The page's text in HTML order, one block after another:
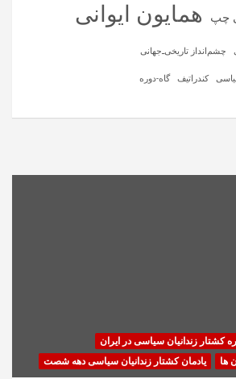
چپ همایون ایوانی
چشم‌انداز تاریخی‌ـ‌جهانی
کندراتیف گاه-دوره
کشتار زندانیان سیاسی در ایران
ها یادمان کشتار زندانیان سیاسی دهه شصت